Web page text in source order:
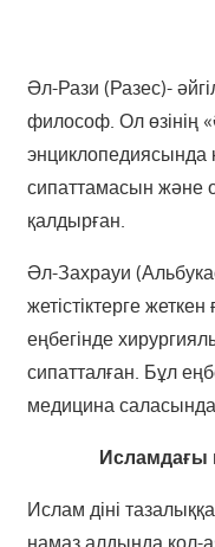
Әл-Рази (Разес)-
философ. Ол өзінің
энциклопедиясында
сипаттамасын және
қалдырған.
Әл-Захрауи
жетістіктерге
еңбегінде
сипатталған. Бұл
медицина
Исламдағы
Ислам діні